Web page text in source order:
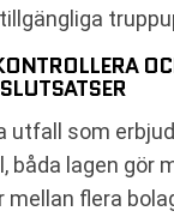
utfall som
båda lagen gör
mellan flera